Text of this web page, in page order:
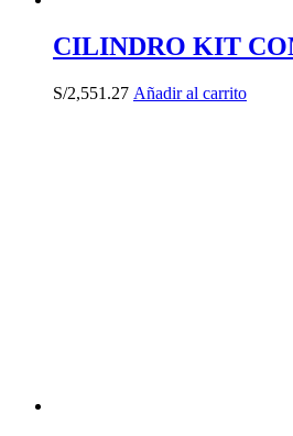
CILINDRO KIT
S/2,551.27 Añadir al carrito